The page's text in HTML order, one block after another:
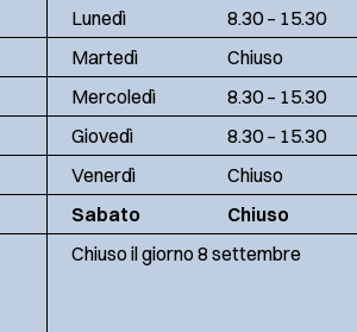
Lunedì
8.30 – 15.30
Martedì
Chiuso
Mercoledì
8.30 – 15.30
Giovedì
8.30 – 15.30
Venerdì
Chiuso
Sabato
Chiuso
Chiuso il giorno 8 settembre